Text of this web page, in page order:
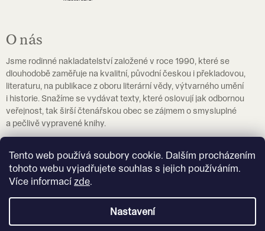
Tento web používá soubory cookie. Dalším procházením
tohoto webu vyjadřujete souhlas s jejich používáním.
Více informací zde.
Nastavení
O nás
Jsme rodinné nakladatelství založené v roce 1990, které se
dlouhodobě zaměřuje na kvalitní, původní českou i překladovou,
literaturu, na publikace z oboru literární vědy, výtvarného umění
i historie. Snažíme se vydávat texty, které oslovují jak odbornou
veřejnost, tak širší čtenářskou obec se zájmem o smysluplné
a pečlivě vypravené knihy.
prosím eshop.czechstepbystep.cz.
Více o nakladatelství Akropolis
Vytvořil Shoptet